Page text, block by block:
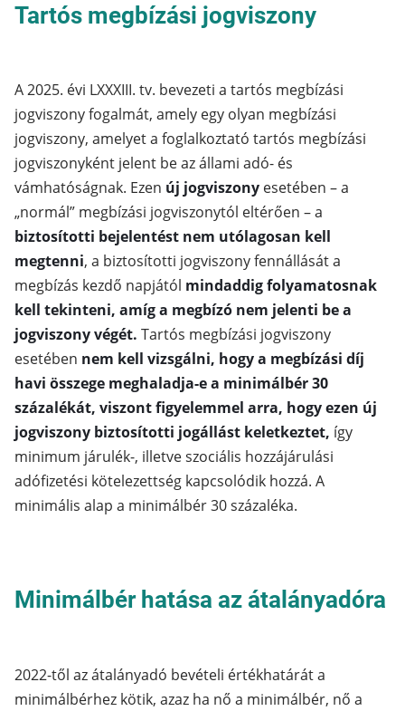
Tartós megbízási jogviszony
A 2025. évi LXXXIII. tv. bevezeti a tartós megbízási
jogviszony fogalmát, amely egy olyan megbízási
jogviszony, amelyet a foglalkoztató tartós megbízási
jogviszonyként jelent be az állami adó- és
vámhatóságnak. Ezen új jogviszony esetében – a
„normál” megbízási jogviszonytól eltérően – a
biztosítotti bejelentést nem utólagosan kell
megtenni, a biztosítotti jogviszony fennállását a
megbízás kezdő napjától mindaddig folyamatosnak
kell tekinteni, amíg a megbízó nem jelenti be a
jogviszony végét. Tartós megbízási jogviszony
esetében nem kell vizsgálni, hogy a megbízási díj
havi összege meghaladja-e a minimálbér 30
százalékát, viszont figyelemmel arra, hogy ezen új
jogviszony biztosítotti jogállást keletkeztet, így
minimum járulék-, illetve szociális hozzájárulási
adófizetési kötelezettség kapcsolódik hozzá. A
minimális alap a minimálbér 30 százaléka.
Minimálbér hatása az átalányadóra
2022-től az átalányadó bevételi értékhatárát a
minimálbérhez kötik, azaz ha nő a minimálbér, nő a